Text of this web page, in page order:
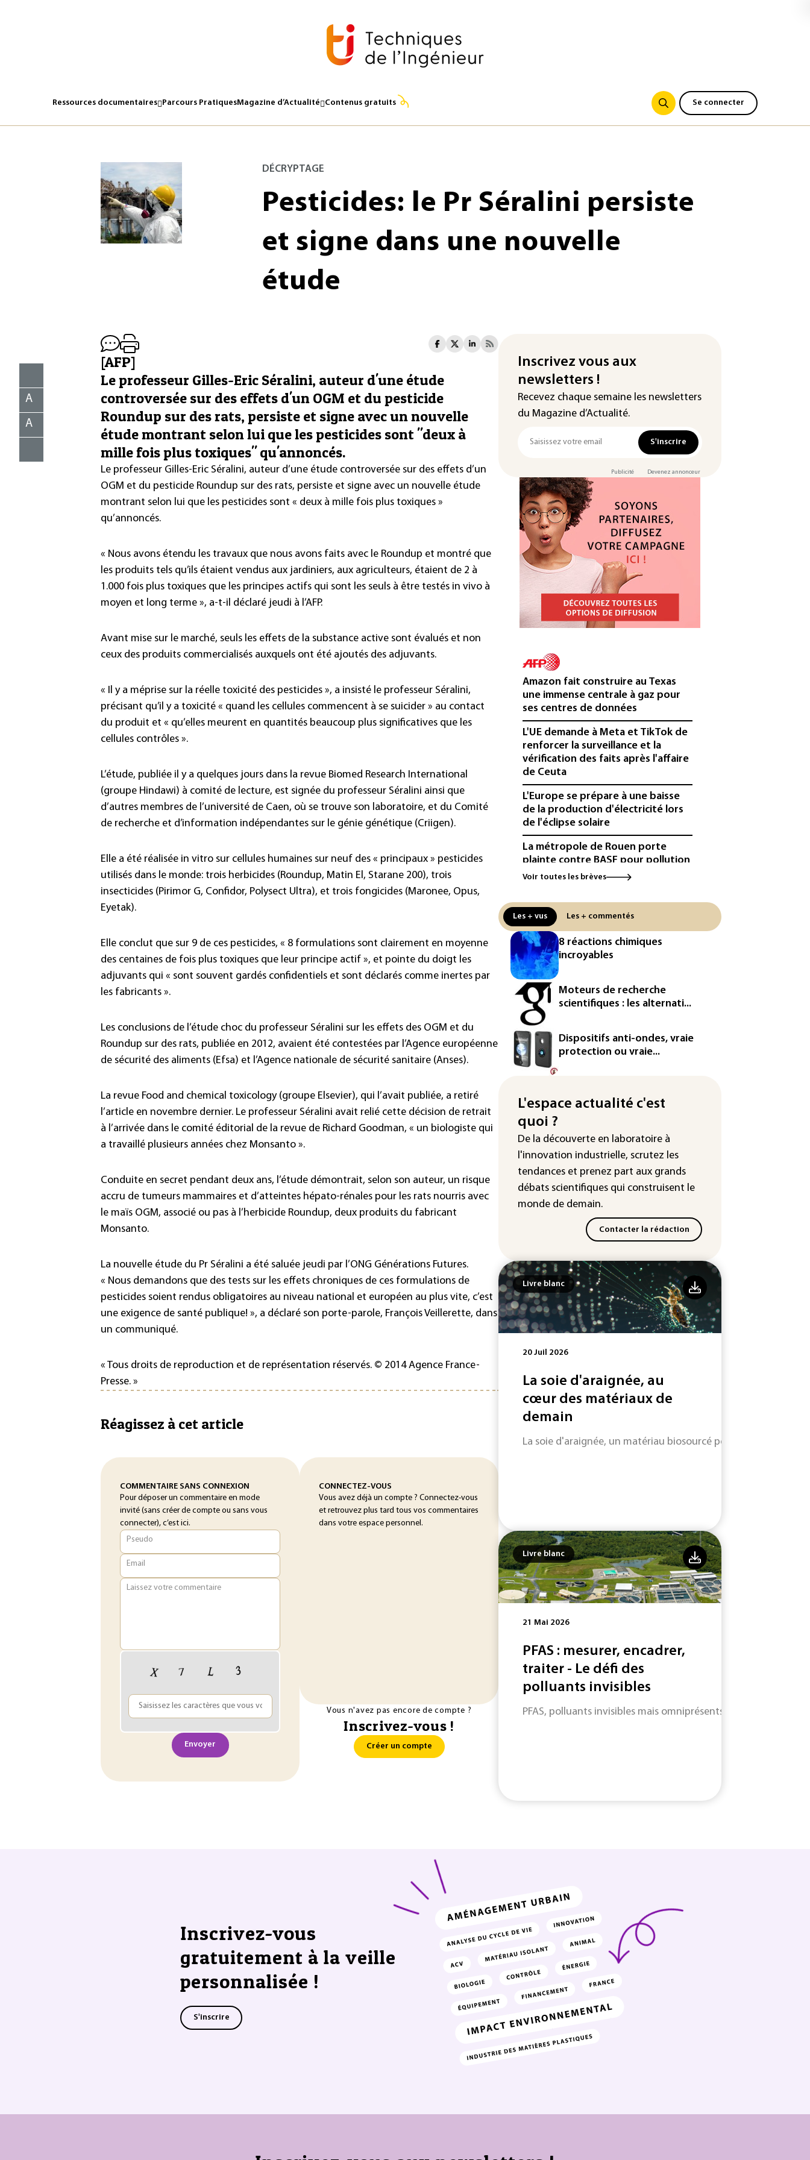
Ressources documentaires Parcours PratiquesMagazine d’Actualité Contenus gratuits Se connecter
DÉCRYPTAGE
Pesticides: le Pr Séralini persiste
et signe dans une nouvelle
étude
A
A
[AFP]
Le professeur Gilles-Eric Séralini, auteur d'une étude
controversée sur des effets d'un OGM et du pesticide
Roundup sur des rats, persiste et signe avec un nouvelle
étude montrant selon lui que les pesticides sont "deux à
mille fois plus toxiques" qu'annoncés.
Le professeur Gilles-Eric Séralini, auteur d’une étude controversée sur des effets d’un
OGM et du pesticide Roundup sur des rats, persiste et signe avec un nouvelle étude
montrant selon lui que les pesticides sont « deux à mille fois plus toxiques »
qu’annoncés.
« Nous avons étendu les travaux que nous avons faits avec le Roundup et montré que
les produits tels qu’ils étaient vendus aux jardiniers, aux agriculteurs, étaient de 2 à
1.000 fois plus toxiques que les principes actifs qui sont les seuls à être testés in vivo à
moyen et long terme », a-t-il déclaré jeudi à l’AFP.
Avant mise sur le marché, seuls les effets de la substance active sont évalués et non
ceux des produits commercialisés auxquels ont été ajoutés des adjuvants.
« Il y a méprise sur la réelle toxicité des pesticides », a insisté le professeur Séralini,
précisant qu’il y a toxicité « quand les cellules commencent à se suicider » au contact
du produit et « qu’elles meurent en quantités beaucoup plus significatives que les
cellules contrôles ».
L’étude, publiée il y a quelques jours dans la revue Biomed Research International
(groupe Hindawi) à comité de lecture, est signée du professeur Séralini ainsi que
d’autres membres de l’université de Caen, où se trouve son laboratoire, et du Comité
de recherche et d’information indépendantes sur le génie génétique (Criigen).
Elle a été réalisée in vitro sur cellules humaines sur neuf des « principaux » pesticides
utilisés dans le monde: trois herbicides (Roundup, Matin El, Starane 200), trois
insecticides (Pirimor G, Confidor, Polysect Ultra), et trois fongicides (Maronee, Opus,
Eyetak).
Elle conclut que sur 9 de ces pesticides, « 8 formulations sont clairement en moyenne
des centaines de fois plus toxiques que leur principe actif », et pointe du doigt les
adjuvants qui « sont souvent gardés confidentiels et sont déclarés comme inertes par
les fabricants ».
Les conclusions de l’étude choc du professeur Séralini sur les effets des OGM et du
Roundup sur des rats, publiée en 2012, avaient été contestées par l’Agence européenne
de sécurité des aliments (Efsa) et l’Agence nationale de sécurité sanitaire (Anses).
La revue Food and chemical toxicology (groupe Elsevier), qui l’avait publiée, a retiré
l’article en novembre dernier. Le professeur Séralini avait relié cette décision de retrait
à l’arrivée dans le comité éditorial de la revue de Richard Goodman, « un biologiste qui
a travaillé plusieurs années chez Monsanto ».
Conduite en secret pendant deux ans, l’étude démontrait, selon son auteur, un risque
accru de tumeurs mammaires et d’atteintes hépato-rénales pour les rats nourris avec
le maïs OGM, associé ou pas à l’herbicide Roundup, deux produits du fabricant
Monsanto.
La nouvelle étude du Pr Séralini a été saluée jeudi par l’ONG Générations Futures.
« Nous demandons que des tests sur les effets chroniques de ces formulations de
pesticides soient rendus obligatoires au niveau national et européen au plus vite, c’est
une exigence de santé publique! », a déclaré son porte-parole, François Veillerette, dans
un communiqué.
« Tous droits de reproduction et de représentation réservés. © 2014 Agence France-
Presse. »
Réagissez à cet article
COMMENTAIRE SANS CONNEXION
Pour déposer un commentaire en mode
invité (sans créer de compte ou sans vous
connecter), c’est ici.
Pseudo
Email
Laissez votre commentaire
Envoyer
CONNECTEZ-VOUS
Vous avez déjà un compte ? Connectez-vous
et retrouvez plus tard tous vos commentaires
dans votre espace personnel.
Vous n'avez pas encore de compte ?
Inscrivez-vous !
Créer un compte
Inscrivez vous aux
newsletters !
Recevez chaque semaine les newsletters
du Magazine d’Actualité.
S'inscrire
Publicité Devenez annonceur
Amazon fait construire au Texas
une immense centrale à gaz pour
ses centres de données
L'UE demande à Meta et TikTok de
renforcer la surveillance et la
vérification des faits après l'affaire
de Ceuta
L'Europe se prépare à une baisse
de la production d'électricité lors
de l'éclipse solaire
La métropole de Rouen porte
plainte contre BASF pour pollution
aux PFAS
la centrale de Golfech reconnectée
au réseau
Véhicules de livraison autonomes:
la France ouvre la voie à leur
homologation
Iris³: Eutelsat investira 3,4 milliards
d'euros dans la future
constellation européenne
Le magazine VSD racheté par
l'entrepreneur Vianney d'Alançon
attendue au plus bas depuis 1980
"Retour en force" progressif de la
chaleur dans les prochains jours en
France
Voir toutes les brèves
Les + vus Les + commentés
8 réactions chimiques
incroyables
Moteurs de recherche
scientifiques : les alternati...
Dispositifs anti-ondes, vraie
protection ou vraie...
L'espace actualité c'est
quoi ?
De la découverte en laboratoire à
l'innovation industrielle, scrutez les
tendances et prenez part aux grands
débats scientifiques qui construisent le
monde de demain.
Contacter la rédaction
Livre blanc
20 Juil 2026
La soie d'araignée, au
cœur des matériaux de
demain
La soie d'araignée, un matériau biosourcé performant et
Livre blanc
21 Mai 2026
PFAS : mesurer, encadrer,
traiter - Le défi des
polluants invisibles
PFAS, polluants invisibles mais omniprésents : entre angles
Inscrivez-vous
gratuitement à la veille
personnalisée !
S'inscrire